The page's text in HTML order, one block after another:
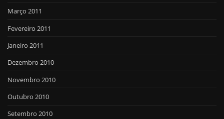
Março 2011
Fevereiro 2011
Janeiro 2011
Dezembro 2010
Novembro 2010
Outubro 2010
Setembro 2010